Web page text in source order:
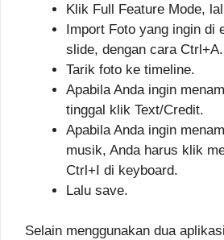
Klik Full Feature Mode,
Import Foto yang ingin di
slide, dengan cara Ctrl+A.
Tarik foto ke timeline.
Apabila Anda ingin
tinggal klik Text/Credit.
Apabila Anda ingin
musik, Anda harus klik
Ctrl+I di keyboard.
Lalu save.
Selain menggunakan dua